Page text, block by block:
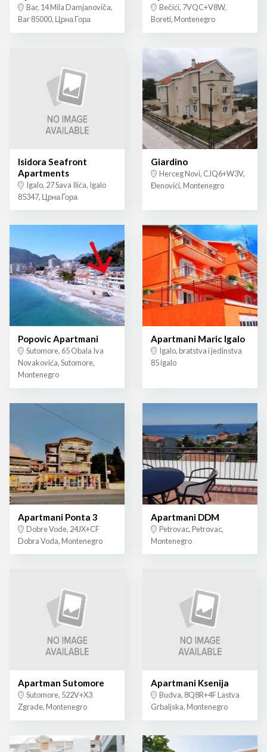
Bar, 14 Mila Damjanoviča,
Bar 85000, Црна Гора
Bečići, 7VQC+V8W,
Boreti, Montenegro
Isidora Seafront
Apartments
Igalo, 27 Sava Ilića, Igalo
85347, Црна Гора
Giardino
Herceg Novi, CJQ6+W3V,
Đenovići, Montenegro
Popovic Apartmani
Sutomore, 65 Obala Iva
Novakovića, Sutomore,
Montenegro
Apartmani Maric Igalo
Igalo, bratstva i jedinstva
85 igalo
Apartmani Ponta 3
Dobre Vode, 24JX+CF
Dobra Voda, Montenegro
Apartmani DDM
Petrovac, Petrovac,
Montenegro
Apartman Sutomore
Sutomore, 522V+X3
Zgrade, Montenegro
Apartmani Ksenija
Budva, 8Q8R+4F Lastva
Grbaljska, Montenegro